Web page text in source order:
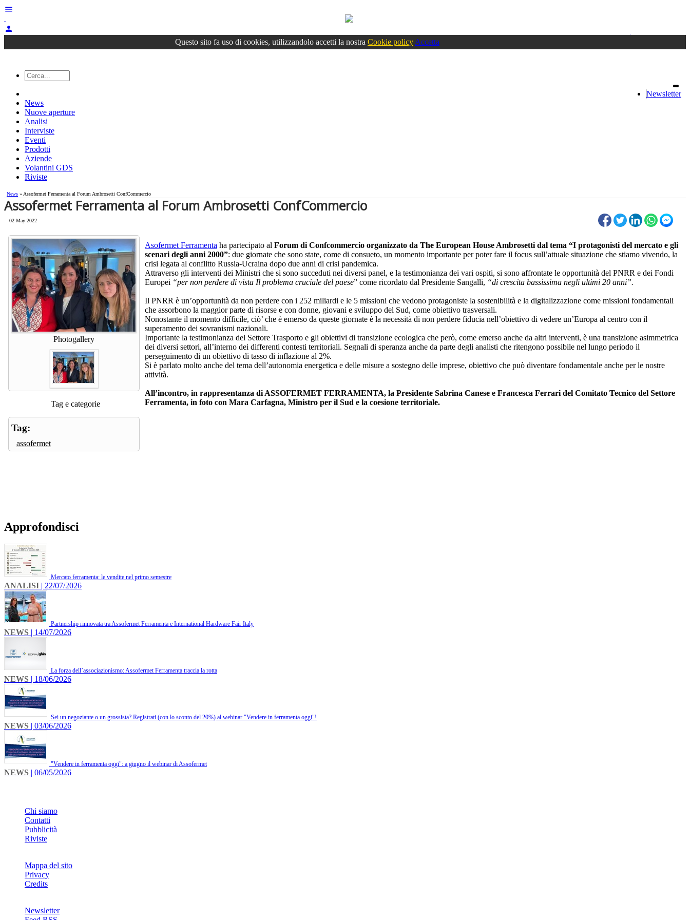
menu
person
Accedioppure registrati
Questo sito fa uso di cookies, utilizzandolo accetti la nostra Cookie policy Accetta
Newsletter
News
Nuove aperture
Analisi
Interviste
Eventi
Prodotti
Aziende
Volantini GDS
Riviste
News » Assofermet Ferramenta al Forum Ambrosetti ConfCommercio
Assofermet Ferramenta al Forum Ambrosetti ConfCommercio
02 May 2022
Photogallery
Tag e categorie
Tag:
assofermet
Asofermet Ferramenta ha partecipato al Forum di Confcommercio organizzato da The European House Ambrosetti dal tema “I protagonisti del mercato e gli
scenari degli anni 2000”: due giornate che sono state, come di consueto, un momento importante per poter fare il focus sull’attuale situazione che stiamo vivendo, la
crisi legata al conflitto Russia-Ucraina dopo due anni di crisi pandemica.
Attraverso gli interventi dei Ministri che si sono succeduti nei diversi panel, e la testimonianza dei vari ospiti, si sono affrontate le opportunità del PNRR e dei Fondi
Europei “per non perdere di vista Il problema cruciale del paese” come ricordato dal Presidente Sangalli, “di crescita bassissima negli ultimi 20 anni”.
Il PNRR è un’opportunità da non perdere con i 252 miliardi e le 5 missioni che vedono protagoniste la sostenibilità e la digitalizzazione come missioni fondamentali
che assorbono la maggior parte di risorse e con donne, giovani e sviluppo del Sud, come obiettivo trasversali.
Nonostante il momento difficile, ciò’ che è emerso da queste giornate è la necessità di non perdere fiducia nell’obiettivo di vedere un’Europa al centro con il
superamento dei sovranismi nazionali.
Importante la testimonianza del Settore Trasporto e gli obiettivi di transizione ecologica che però, come emerso anche da altri interventi, è una transizione asimmetrica
dei diversi settori, all’interno dei differenti contesti territoriali. Segnali di speranza anche da parte degli analisti che ritengono possibile nel lungo periodo il
perseguimento di un obiettivo di tasso di inflazione al 2%.
Si è parlato molto anche del tema dell’autonomia energetica e delle misure a sostegno delle imprese, obiettivo che può diventare fondamentale anche per le nostre
attività.
All’incontro, in rappresentanza di ASSOFERMET FERRAMENTA, la Presidente Sabrina Canese e Francesca Ferrari del Comitato Tecnico del Settore
Ferramenta, in foto con Mara Carfagna, Ministro per il Sud e la coesione territoriale.
Approfondisci
Mercato ferramenta: le vendite nel primo semestre
ANALISI | 22/07/2026
Partnership rinnovata tra Assofermet Ferramenta e International Hardware Fair Italy
NEWS | 14/07/2026
La forza dell’associazionismo: Assofermet Ferramenta traccia la rotta
NEWS | 18/06/2026
Sei un negoziante o un grossista? Registrati (con lo sconto del 20%) al webinar "Vendere in ferramenta oggi"!
NEWS | 03/06/2026
"Vendere in ferramenta oggi": a giugno il webinar di Assofermet
NEWS | 06/05/2026
Chi siamo
Contatti
Pubblicità
Riviste
Mappa del sito
Privacy
Credits
Newsletter